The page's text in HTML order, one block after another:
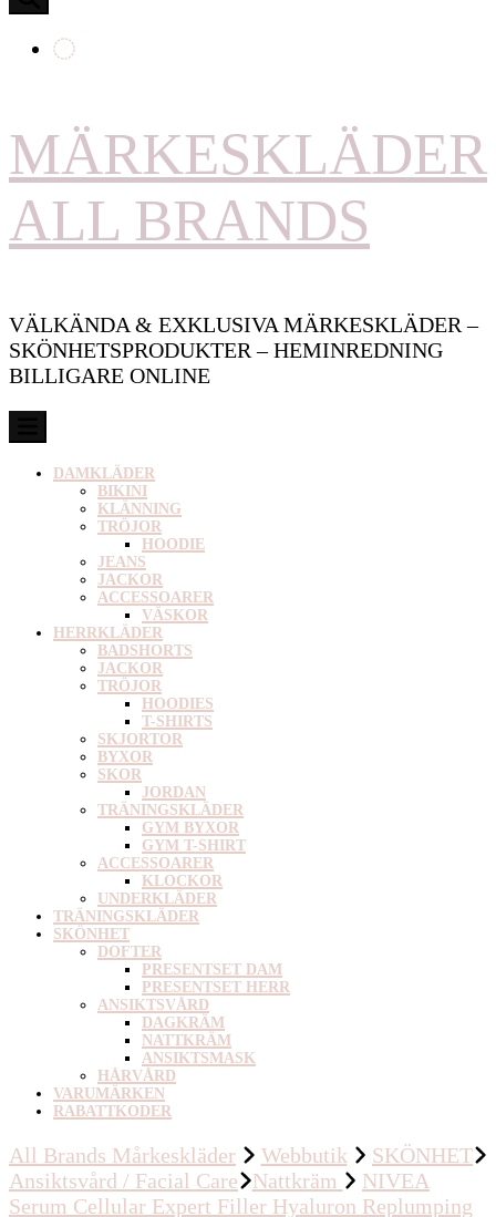
MÄRKESKLÄDER
ALL BRANDS
VÄLKÄNDA & EXKLUSIVA MÄRKESKLÄDER –
SKÖNHETSPRODUKTER – HEMINREDNING
BILLIGARE ONLINE
DAMKLÄDER
BIKINI
KLÄNNING
TRÖJOR
HOODIE
JEANS
JACKOR
ACCESSOARER
VÄSKOR
HERRKLÄDER
BADSHORTS
JACKOR
TRÖJOR
HOODIES
T-SHIRTS
SKJORTOR
BYXOR
SKOR
JORDAN
TRÄNINGSKLÄDER
GYM BYXOR
GYM T-SHIRT
ACCESSOARER
KLOCKOR
UNDERKLÄDER
TRÄNINGSKLÄDER
SKÖNHET
DOFTER
PRESENTSET DAM
PRESENTSET HERR
ANSIKTSVÅRD
DAGKRÄM
NATTKRÄM
ANSIKTSMASK
HÅRVÅRD
VARUMÄRKEN
RABATTKODER
All Brands Mårkeskläder Webbutik
SKÖNHET
Ansiktsvård / Facial Care
Nattkräm
NIVEA
Serum Cellular Expert Filler Hyaluron Replumping